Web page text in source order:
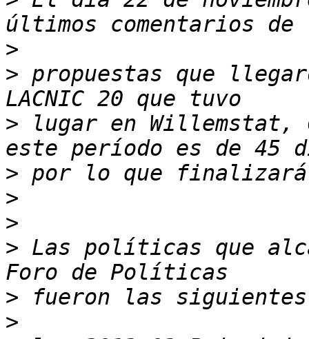
>
> propuestas que
> lugar en Willemstat,
>
>
>
> Las políticas que
>
>